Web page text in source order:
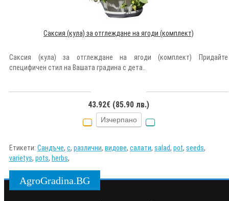
Саксия (кула) за отглеждане на ягоди (комплект)
Саксия (кула) за отглеждане на ягоди (комплект) Придайте
специфичен стил на Вашата градина с дета..
43.92€ (85.90 лв.)
Изчерпано
Етикети: Сандъче, с, различни, видове, салати, salad, pot, seeds,
varietys, pots, herbs,
AgroGradina.BG